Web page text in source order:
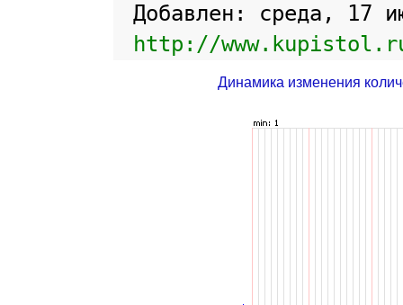
Добавлен: среда, 17
http://
Динамика изменения